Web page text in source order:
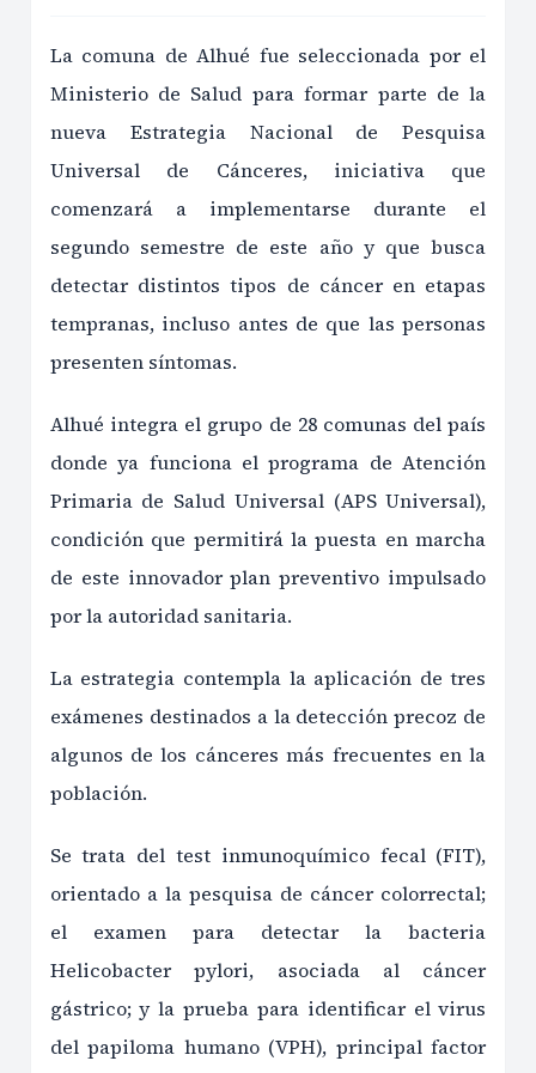
La comuna de Alhué fue seleccionada por el
Ministerio de Salud para formar parte de la
nueva Estrategia Nacional de Pesquisa
Universal de Cánceres, iniciativa que
comenzará a implementarse durante el
segundo semestre de este año y que busca
detectar distintos tipos de cáncer en etapas
tempranas, incluso antes de que las personas
presenten síntomas.
Alhué integra el grupo de 28 comunas del país
donde ya funciona el programa de Atención
Primaria de Salud Universal (APS Universal),
condición que permitirá la puesta en marcha
de este innovador plan preventivo impulsado
por la autoridad sanitaria.
La estrategia contempla la aplicación de tres
exámenes destinados a la detección precoz de
algunos de los cánceres más frecuentes en la
población.
Se trata del test inmunoquímico fecal (FIT),
orientado a la pesquisa de cáncer colorrectal;
el examen para detectar la bacteria
Helicobacter pylori, asociada al cáncer
gástrico; y la prueba para identificar el virus
del papiloma humano (VPH), principal factor